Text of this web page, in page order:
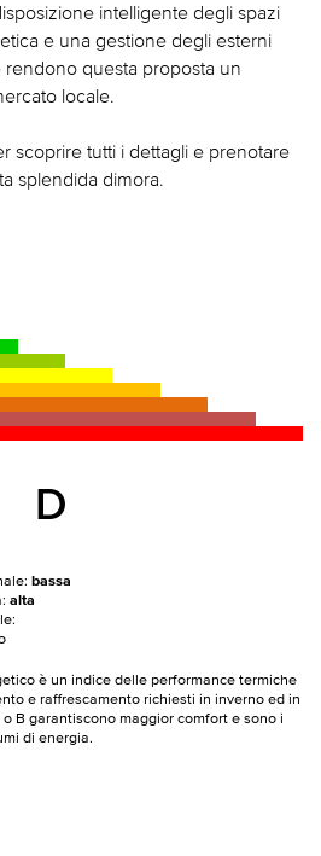
intelligente degli spazi
e una gestione degli esterni
questa proposta un
locale.
scoprire tutti i dettagli e prenotare
splendida dimora.
D
bassa
alta
è un indice delle performance termiche
e raffrescamento richiesti in inverno ed in
B garantiscono maggior comfort e sono i
di energia.